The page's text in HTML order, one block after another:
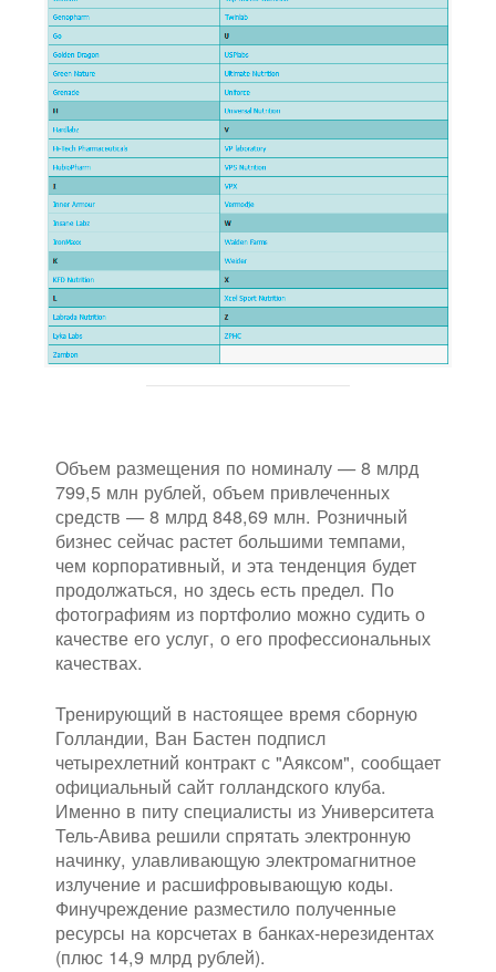
Объем размещения по номиналу — 8 млрд
799,5 млн рублей, объем привлеченных
средств — 8 млрд 848,69 млн. Розничный
бизнес сейчас растет большими темпами,
чем корпоративный, и эта тенденция будет
продолжаться, но здесь есть предел. По
фотографиям из портфолио можно судить о
качестве его услуг, о его профессиональных
качествах.
Тренирующий в настоящее время сборную
Голландии, Ван Бастен подписл
четырехлетний контракт с "Аяксом", сообщает
официальный сайт голландского клуба.
Именно в питу специалисты из Университета
Тель-Авива решили спрятать электронную
начинку, улавливающую электромагнитное
излучение и расшифровывающую коды.
Финучреждение разместило полученные
ресурсы на корсчетах в банках-нерезидентах
(плюс 14,9 млрд рублей).